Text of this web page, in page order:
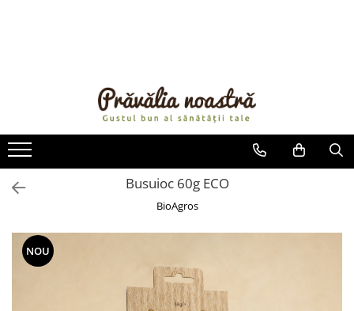
ULEIURI ȘI UNTURI
MĂSLINE
FRUCTE DESHIDRATATE
ÎNDULCITORI NATURALI / MIERE
FRUCTE LA CONSERVĂ
OȚETURI ȘI SOSURI
Busuioc 60g ECO
BioAgros
NOU